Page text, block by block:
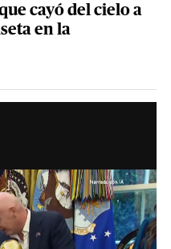
cayó del cielo a
en la